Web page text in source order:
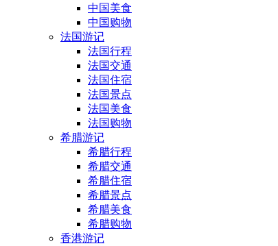
中国美食
中国购物
法国游记
法国行程
法国交通
法国住宿
法国景点
法国美食
法国购物
希腊游记
希腊行程
希腊交通
希腊住宿
希腊景点
希腊美食
希腊购物
香港游记